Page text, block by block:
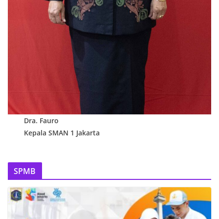
Dra. Fauro
Kepala SMAN 1 Jakarta
SPMB